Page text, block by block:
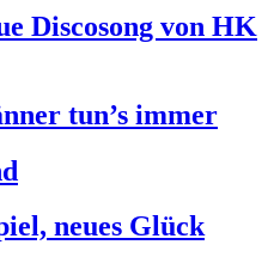
Discosong von HK
tun’s immer
neues Glück